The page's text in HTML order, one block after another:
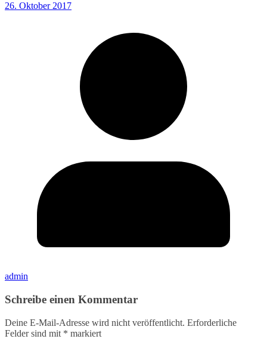
26. Oktober 2017
admin
Schreibe einen Kommentar
Deine E-Mail-Adresse wird nicht veröffentlicht. Erforderliche
Felder sind mit * markiert